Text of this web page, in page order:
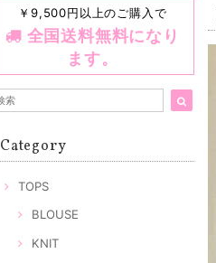
￥9,500円以上のご購入で
全国送料無料になり
ます。
Category
TOPS
BLOUSE
KNIT